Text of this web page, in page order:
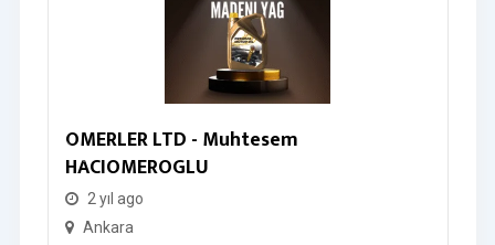
OMERLER LTD - Muhtesem
HACIOMEROGLU
2 yıl ago
Ankara